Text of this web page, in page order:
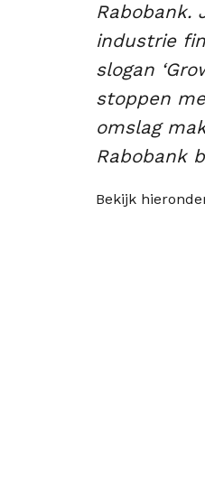
Rabobank.
industrie
slogan
stoppen
omslag
Rabobank
Bekijk